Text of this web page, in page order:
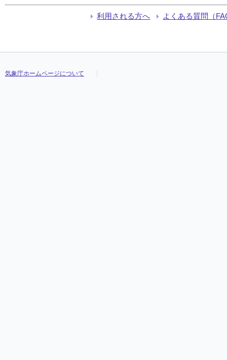
利用される方へ よくある質問（
気象庁ホームページについて